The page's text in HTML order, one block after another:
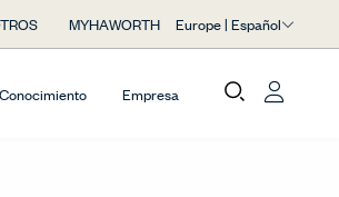
MYHAWORTH Europe | Español
Conocimiento Empresa